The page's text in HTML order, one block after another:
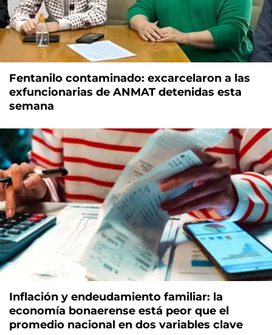
Fentanilo contaminado: excarcelaron a las
exfuncionarias de ANMAT detenidas esta
semana
Inflación y endeudamiento familiar: la
economía bonaerense está peor que el
promedio nacional en dos variables clave